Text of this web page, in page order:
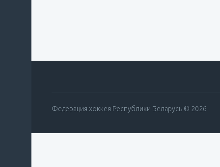
Федерация хоккея Республики Беларусь © 2026